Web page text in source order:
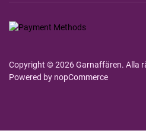
Copyright © 2026 Garnaffären. Alla
Powered by nopCommerce